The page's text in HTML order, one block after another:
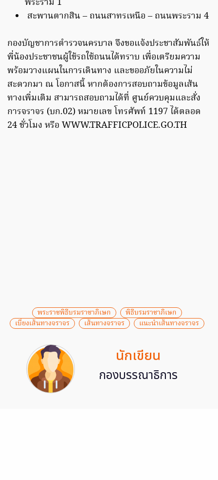
พระราม 1
สะพานตากสิน – ถนนสาทรเหนือ – ถนนพระราม 4
กองบัญชาการตำรวจนครบาล จึงขอแจ้งประชาสัมพันธ์ให้
พี่น้องประชาชนผู้ใช้รถใช้ถนนได้ทราบ เพื่อเตรียมความ
พร้อมวางแผนในการเดินทาง และขออภัยในความไม่
สะดวกมา ณ โอกาสนี้ หากต้องการสอบถามข้อมูลเส้น
ทางเพิ่มเติม สามารถสอบถามได้ที่ ศูนย์ควบคุมและสั่ง
การจราจร (บก.02) หมายเลข โทรศัพท์ 1197 ได้ตลอด
24 ชั่วโมง หรือ WWW.TRAFFICPOLICE.GO.TH
พระราชพิธีบรมราชาภิเษก
พิธีบรมราชาภิเษก
เบี่ยงเส้นทางจราจร
เส้นทางจราจร แนะนําเส้นทางจราจร
นักเขียน
กองบรรณาธิการ